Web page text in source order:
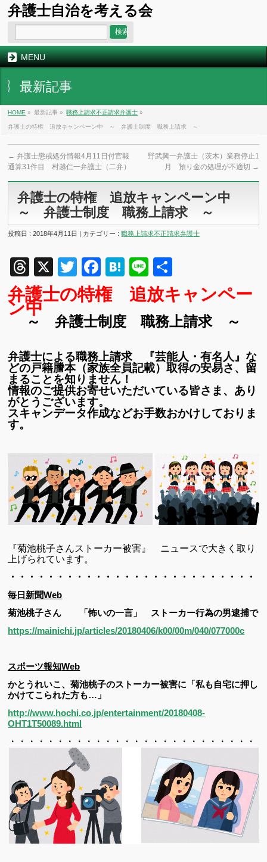
弁護士自治を考える会
MENU
最新記事
HOME » 最新記事 » 職務上請求不正請求弁護士 »
弁護士の特権 追放キャンペーン中 ～ 弁護士制度 職務上請求 ～
← 弁護士懲戒処分情報4月11日付官報
通算31件目 村越仁一弁護士（二弁）
野武興一弁護士（茨木）業務停止1
月 預り金の処理が不適切 →
弁護士の特権 追放キャンペーン中
～ 弁護士制度 職務上請求 ～
投稿日 : 2018年4月11日 | カテゴリー :職務上請求不正請求弁護士
Threads
X TwitterFacebook
Hatena
Line
有
弁護士の特権 追放キャンペー
ン中
～ 弁護士制度 職務上請求 ～
弁護士による職務上請求 『芸能人・有名人』な
どの戸籍謄本（家族全員記載）取得の安易さ、留
まることを知りません！
情報のご提供お寄せいただいている皆さま、あり
がとうございます。
スキャンデータ作成などお手数おかけしておりま
す。
『菊池桃子さんストーカー被害』 ニュースで大きく取り
上げられています。
・・・・・・・・・・・・・・・・・・・・・・・・・・
毎日新聞Web
菊池桃子さん 「怖いの一言」 ストーカー行為の男逮捕で
https://mainichi.jp/articles/20180406/k00/00m/040/077000c
スポーツ報知Web
かとうれいこ、菊池桃子のストーカー被害に「私も自宅に押し
かけてこられた方も…」
http://www.hochi.co.jp/entertainment/20180408-
OHT1T50089.html
・・・・・・・・・・・・・・・・・・・・・・・・・・